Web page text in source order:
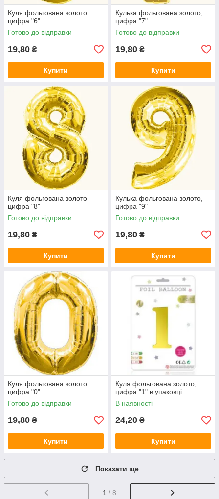
Куля фольгована золото,
цифра "6"
Готово до відправки
19,80 ₴
Купити
Кулька фольгована золото,
цифра "7"
Готово до відправки
19,80 ₴
Купити
Куля фольгована золото,
цифра "8"
Готово до відправки
19,80 ₴
Купити
Кулька фольгована золото,
цифра "9"
Готово до відправки
19,80 ₴
Купити
Куля фольгована золото,
цифра "0"
Готово до відправки
19,80 ₴
Купити
Куля фольгована золото,
цифра "1" в упаковці
В наявності
24,20 ₴
Купити
Показати ще
1 / 8